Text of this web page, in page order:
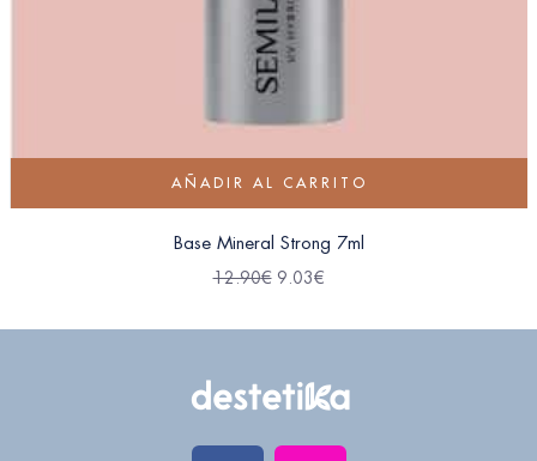
AÑADIR AL CARRITO
Base Mineral Strong 7ml
12.90€ 9.03€